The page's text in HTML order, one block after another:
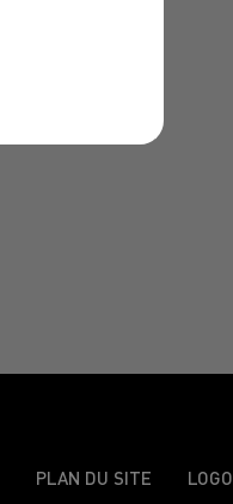
PLAN DU SITE LOGO